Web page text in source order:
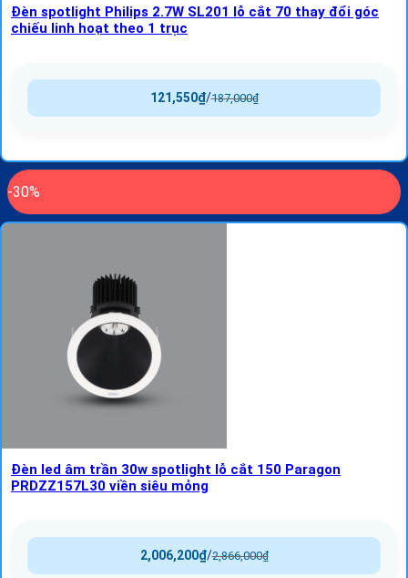
Đèn spotlight Philips 2.7W SL201 lỗ cắt 70 thay đổi góc
chiếu linh hoạt theo 1 trục
187,000₫
/
121,550₫
-30%
Đèn led âm trần 30w spotlight lỗ cắt 150 Paragon
PRDZZ157L30 viền siêu mỏng
2,866,000₫
/
2,006,200₫